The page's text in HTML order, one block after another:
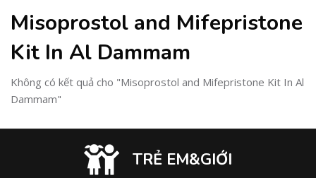
Misoprostol and Mifepristone
Kit In Al Dammam
Không có kết quả cho "Misoprostol and Mifepristone Kit In Al
Dammam"
TRẺ EM&GIỚI